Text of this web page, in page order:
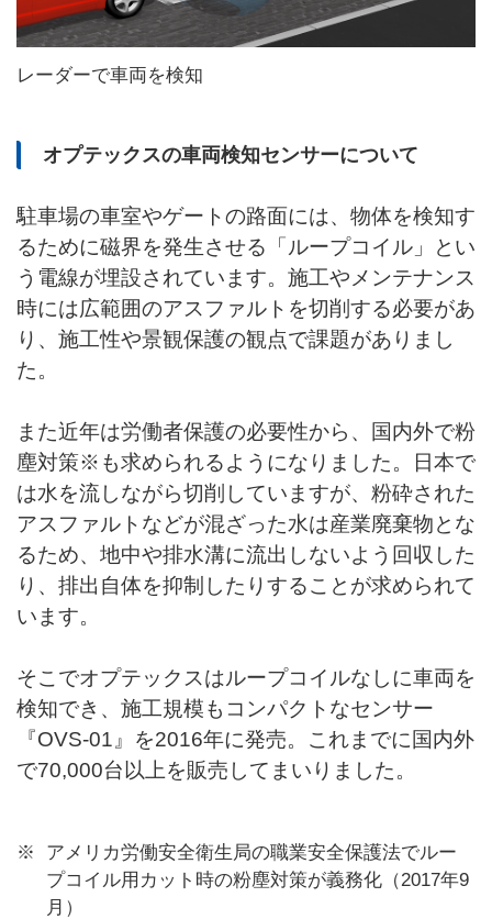
レーダーで車両を検知
オプテックスの車両検知センサーについて
駐車場の車室やゲートの路面には、物体を検知す
るために磁界を発生させる「ループコイル」とい
う電線が埋設されています。施工やメンテナンス
時には広範囲のアスファルトを切削する必要があ
り、施工性や景観保護の観点で課題がありまし
た。
また近年は労働者保護の必要性から、国内外で粉
塵対策※も求められるようになりました。日本で
は水を流しながら切削していますが、粉砕された
アスファルトなどが混ざった水は産業廃棄物とな
るため、地中や排水溝に流出しないよう回収した
り、排出自体を抑制したりすることが求められて
います。
そこでオプテックスはループコイルなしに車両を
検知でき、施工規模もコンパクトなセンサー
『OVS-01』を2016年に発売。これまでに国内外
で70,000台以上を販売してまいりました。
アメリカ労働安全衛生局の職業安全保護法でルー
プコイル用カット時の粉塵対策が義務化（2017年9
月）